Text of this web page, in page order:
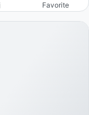
Favorite